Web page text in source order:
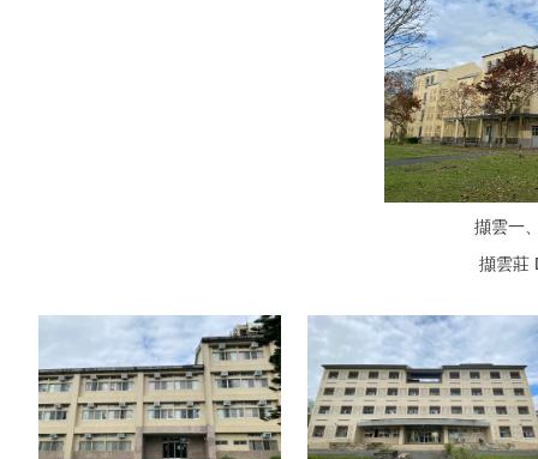
擷雲一
擷雲莊